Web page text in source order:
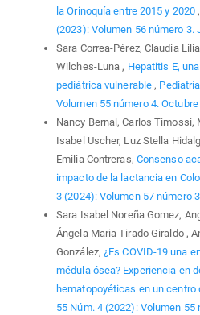
la Orinoquía entre 2015 y 2020,
(2023): Volumen 56 número 3.
Sara Correa-Pérez, Claudia
Wilches-Luna , Hepatitis E,
pediátrica vulnerable,
Volumen 55 número 4.
Nancy Bernal, Carlos Timossi,
Isabel Uscher, Luz Stella
Emilia Contreras, Consenso
impacto de la lactancia en
3 (2024): Volumen 57 número
Sara Isabel Noreña Gomez,
Ángela Maria Tirado Giraldo ,
González, ¿Es COVID-19 una
médula ósea? Experiencia en
hematopoyéticas en un
55 Núm. 4 (2022): Volumen 55